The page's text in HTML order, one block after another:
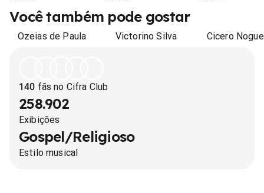
Você também pode gostar
Ozeias de Paula Victorino Silva Cicero
140 fãs no Cifra Club
258.902
Exibições
Gospel/Religioso
Estilo musical